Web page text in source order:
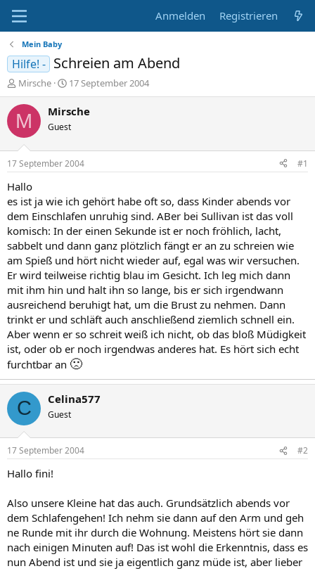
Anmelden Registrieren
Mein Baby
Hilfe! - Schreien am Abend
E
r
s
t
e
r
Mirsche
E
r
s
e
l
t
m
17 September 2004
M Mirsche
Guest
17 September 2004 #1
Hallo
es ist ja wie ich gehört habe oft so, dass Kinder abends vor
dem Einschlafen unruhig sind. ABer bei Sullivan ist das voll
komisch: In der einen Sekunde ist er noch fröhlich, lacht,
sabbelt und dann ganz plötzlich fängt er an zu schreien wie
am Spieß und hört nicht wieder auf, egal was wir versuchen.
Er wird teilweise richtig blau im Gesicht. Ich leg mich dann
mit ihm hin und halt ihn so lange, bis er sich irgendwann
ausreichend beruhigt hat, um die Brust zu nehmen. Dann
trinkt er und schläft auch anschließend ziemlich schnell ein.
Aber wenn er so schreit weiß ich nicht, ob das bloß Müdigkeit
ist, oder ob er noch irgendwas anderes hat. Es hört sich echt
furchtbar an 🙁
C Celina577
Guest
17 September 2004 #2
Hallo fini!
Also unsere Kleine hat das auch. Grundsätzlich abends vor
dem Schlafengehen! Ich nehm sie dann auf den Arm und geh
ne Runde mit ihr durch die Wohnung. Meistens hört sie dann
nach einigen Minuten auf! Das ist wohl die Erkenntnis, dass es
nun Abend ist und sie ja eigentlich ganz müde ist, aber lieber